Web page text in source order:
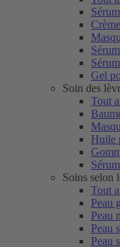
Gel
Soin des
Tout
Huile
Soins selon
Tout
Peau
Peau
Peau
Peau